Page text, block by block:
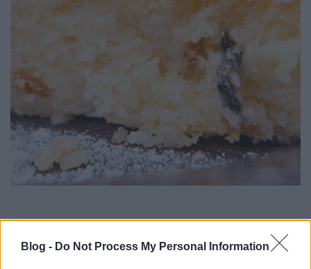
Blog - Do Not Process My Personal Information
Ha édesítőnek nyírfacukrot használunk, önmagában